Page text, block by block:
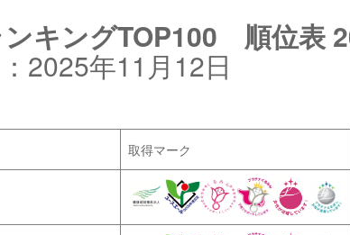
キングTOP100 順位表
2025年11月12日
取得マーク